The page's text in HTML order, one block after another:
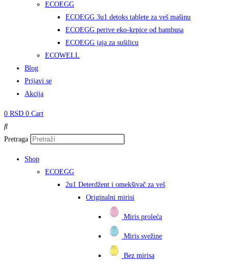
ECOEGG
ECOEGG 3u1 detoks tablete za veš mašinu
ECOEGG perive eko-krpice od bambusa
ECOEGG jaja za sušilicu
ECOWELL
Blog
Prijavi se
Akcija
0 RSD 0 Cart
Pretraga
Shop
ECOEGG
2u1 Deterdžent i omekšivač za veš
Originalni mirisi
Miris proleća
Miris svežine
Bez mirisa